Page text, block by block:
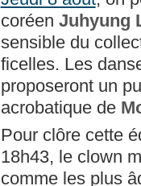
coréen Juhyung
sensible du
ficelles. Les
proposeront un
acrobatique de
Pour clôre cette
18h43, le clown
comme les plus